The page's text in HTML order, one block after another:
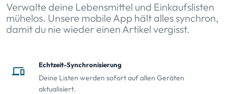
Verwalte deine Lebensmittel und Einkaufslisten
mühelos. Unsere mobile App hält alles synchron,
damit du nie wieder einen Artikel vergisst.
devices
Echtzeit-Synchronisierung
Deine Listen werden sofort auf allen Geräten
aktualisiert.